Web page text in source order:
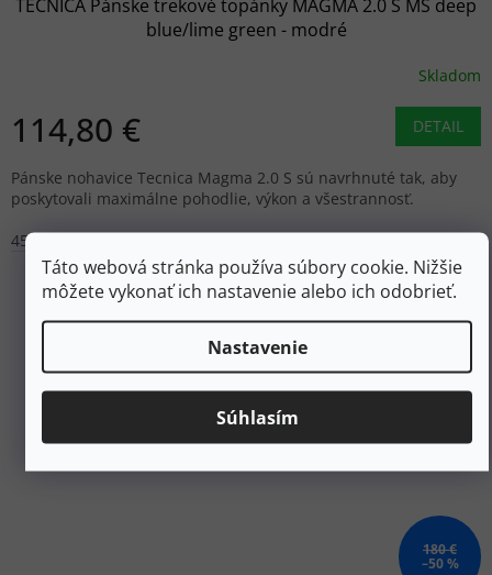
Táto webová stránka používa súbory cookie. Nižšie
môžete vykonať ich nastavenie alebo ich odobrieť.
Nastavenie
Súhlasím
TECNICA Pánske trekové topánky MAGMA 2.0 S MS deep
blue/lime green - modré
Skladom
114,80 € DETAIL
Pánske nohavice Tecnica Magma 2.0 S sú navrhnuté tak, aby
poskytovali maximálne pohodlie, výkon a všestrannosť.
45
47
180 €
–50 %